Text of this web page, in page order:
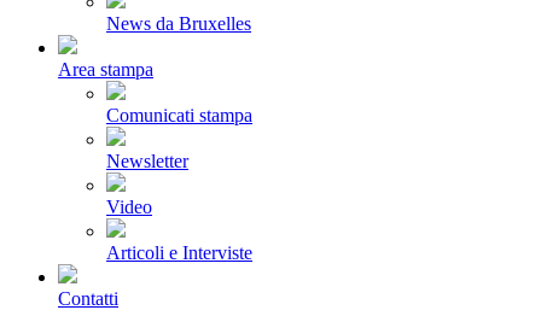
News da Bruxelles
Area stampa
Comunicati stampa
Newsletter
Video
Articoli e Interviste
Contatti